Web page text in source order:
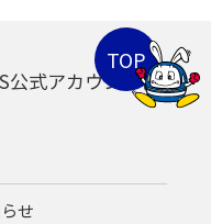
公式アカウント
せ